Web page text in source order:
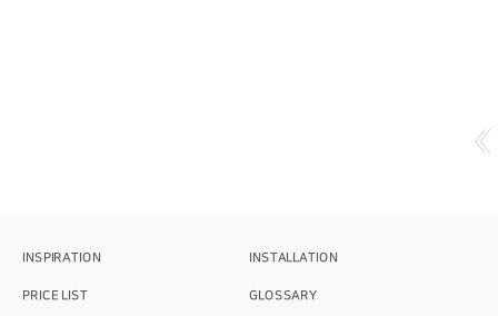
INSPIRATION INSTALLATION
PRICE LIST GLOSSARY